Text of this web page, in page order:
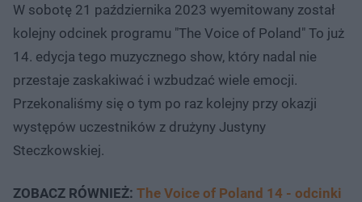
W sobotę 21 października 2023 wyemitowany został
kolejny odcinek programu "The Voice of Poland" To już
14. edycja tego muzycznego show, który nadal nie
przestaje zaskakiwać i wzbudzać wiele emocji.
Przekonaliśmy się o tym po raz kolejny przy okazji
występów uczestników z drużyny Justyny
Steczkowskiej.
ZOBACZ RÓWNIEŻ: The Voice of Poland 14 - odcinki